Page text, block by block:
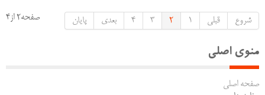
صفحه2 از4 شروع قبلی 1
2
3
4 بعدی پایان
منوی اصلی
صفحه اصلی